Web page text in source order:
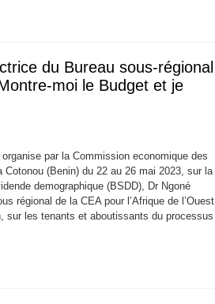
du Bureau sous-régional
moi le Budget et je
par la Commission economique des
Cotonou (Benin) du 22 au 26 mai 2023, sur la
demographique (BSDD), Dr Ngoné
régional de la CEA pour l’Afrique de l’Ouest
sur les tenants et aboutissants du processus